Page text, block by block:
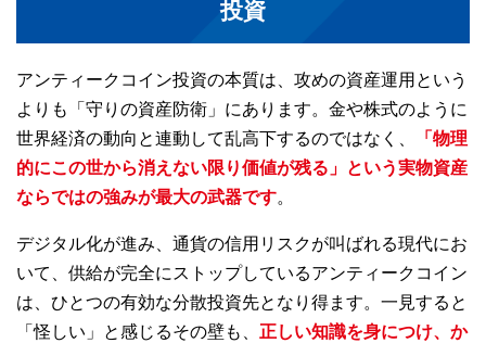
投資
アンティークコイン投資の本質は、攻めの資産運用という
よりも「守りの資産防衛」にあります。金や株式のように
世界経済の動向と連動して乱高下するのではなく、
「物理
的にこの世から消えない限り価値が残る」という実物資産
ならではの強みが最大の武器です。
デジタル化が進み、通貨の信用リスクが叫ばれる現代にお
いて、供給が完全にストップしているアンティークコイン
は、ひとつの有効な分散投資先となり得ます。一見すると
「怪しい」と感じるその壁も、 正しい知識を身につけ、か